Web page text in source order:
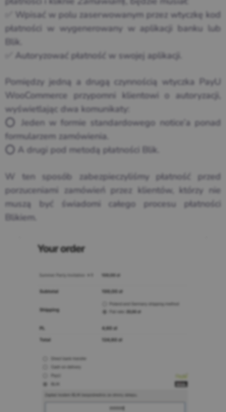
✅ Wpisać w polu zaserwowanym przez wtyczkę kod
płatności w wygenerowany w aplikacji banku lub
Blik.
✅ Autoryzować płatność w swojej aplikacji.
Pomiędzy jedną a drugą czynnością wtyczka PayU
WooCommerce przypomni klientowi o autoryzacji,
wyświetlając dwa komunikaty:
⭕ Jeden w formie standardowego notice’a ponad
formularzem zamówienia.
⭕ A drugi pod metodą płatności Blik.
W ten sposób zabezpieczyliśmy płatność przed
porzuceniami zamówień przez klientów, którzy nie
muszą być świadomi całego procesu płatności
Blikiem.